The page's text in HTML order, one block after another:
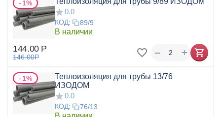
1%
0.0
КОД: 89/9
В наличии
144.00 Р
146.00Р +
−
1%
Теплоизоляция для трубы 13/76
ИЗОДОМ
0.0
КОД: 76/13